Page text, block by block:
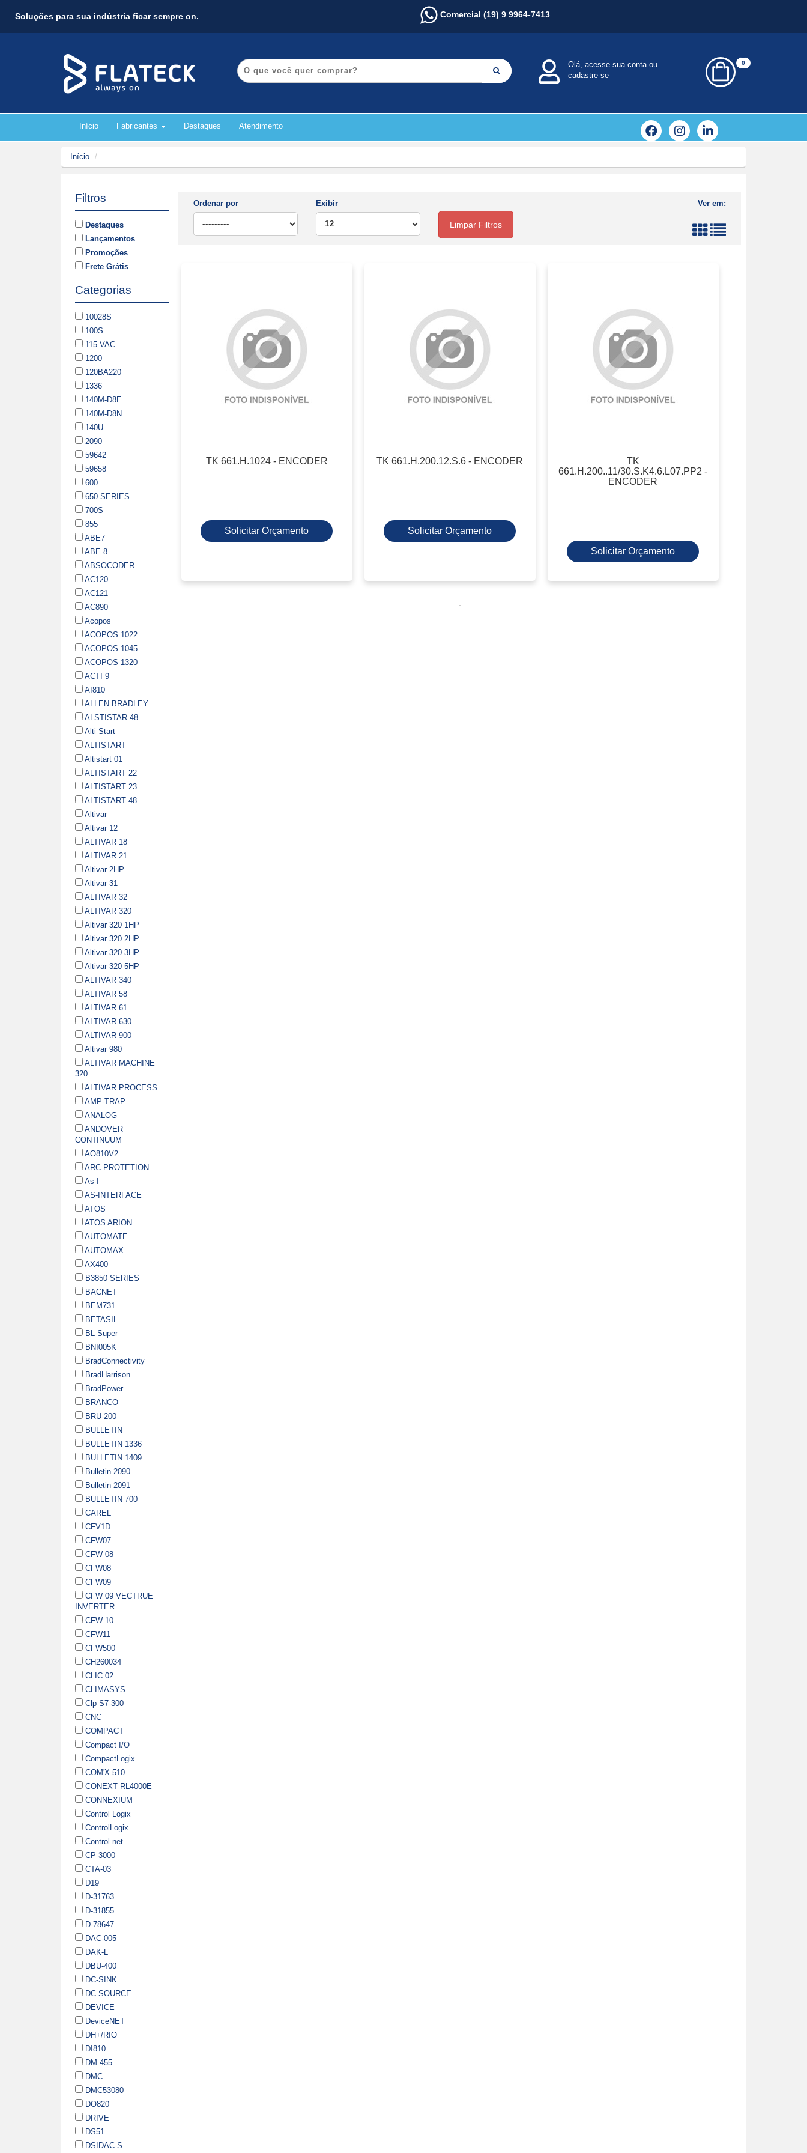
Soluções para sua indústria ficar sempre on. Comercial (19) 9 9964-7413
Olá, acesse sua conta ou
cadastre-se
0
Início Fabricantes Destaques Atendimento
Início
Filtros
Destaques
Lançamentos
Promoções
Frete Grátis
Categorias
10028S
100S
115 VAC
1200
120BA220
1336
140M-D8E
140M-D8N
140U
2090
59642
59658
600
650 SERIES
700S
855
ABE7
ABE 8
ABSOCODER
AC120
AC121
AC890
Acopos
ACOPOS 1022
ACOPOS 1045
ACOPOS 1320
ACTI 9
AI810
ALLEN BRADLEY
ALSTISTAR 48
Alti Start
ALTISTART
Altistart 01
ALTISTART 22
ALTISTART 23
ALTISTART 48
Altivar
Altivar 12
ALTIVAR 18
ALTIVAR 21
Altivar 2HP
Altivar 31
ALTIVAR 32
ALTIVAR 320
Altivar 320 1HP
Altivar 320 2HP
Altivar 320 3HP
Altivar 320 5HP
ALTIVAR 340
ALTIVAR 58
ALTIVAR 61
ALTIVAR 630
ALTIVAR 900
Altivar 980
ALTIVAR MACHINE
320
ALTIVAR PROCESS
AMP-TRAP
ANALOG
ANDOVER
CONTINUUM
AO810V2
ARC PROTETION
As-I
AS-INTERFACE
ATOS
ATOS ARION
AUTOMATE
AUTOMAX
AX400
B3850 SERIES
BACNET
BEM731
BETASIL
BL Super
BNI005K
BradConnectivity
BradHarrison
BradPower
BRANCO
BRU-200
BULLETIN
BULLETIN 1336
BULLETIN 1409
Bulletin 2090
Bulletin 2091
BULLETIN 700
CAREL
CFV1D
CFW07
CFW 08
CFW08
CFW09
CFW 09 VECTRUE
INVERTER
CFW 10
CFW11
CFW500
CH260034
CLIC 02
CLIMASYS
Clp S7-300
CNC
COMPACT
Compact I/O
CompactLogix
COM'X 510
CONEXT RL4000E
CONNEXIUM
Control Logix
ControlLogix
Control net
CP-3000
CTA-03
D19
D-31763
D-31855
D-78647
DAC-005
DAK-L
DBU-400
DC-SINK
DC-SOURCE
DEVICE
DeviceNET
DH+/RIO
DI810
DM 455
DMC
DMC53080
DO820
DRIVE
DS51
DSIDAC-S
Ordenar por Exibir
Limpar Filtros
Ver em:
TK 661.H.1024 - ENCODER
Solicitar Orçamento
TK 661.H.200.12.S.6 - ENCODER
Solicitar Orçamento
TK
661.H.200..11/30.S.K4.6.L07.PP2 -
ENCODER
Solicitar Orçamento